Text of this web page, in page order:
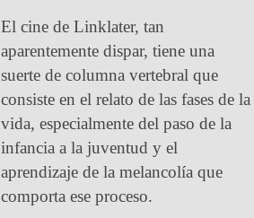
El cine de Linklater, tan
aparentemente dispar, tiene una
suerte de columna vertebral que
consiste en el relato de las fases de la
vida, especialmente del paso de la
infancia a la juventud y el
aprendizaje de la melancolía que
comporta ese proceso.